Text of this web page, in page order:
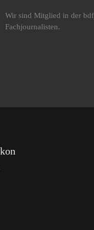
Wir sind Mitglied in der
Fachjournalisten.